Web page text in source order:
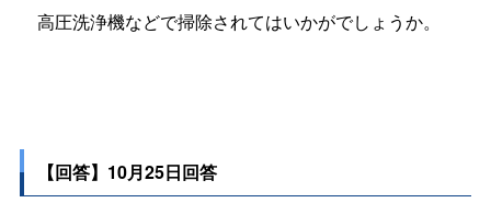
高圧洗浄機などで掃除されてはいかがでしょうか。
【回答】10月25日回答